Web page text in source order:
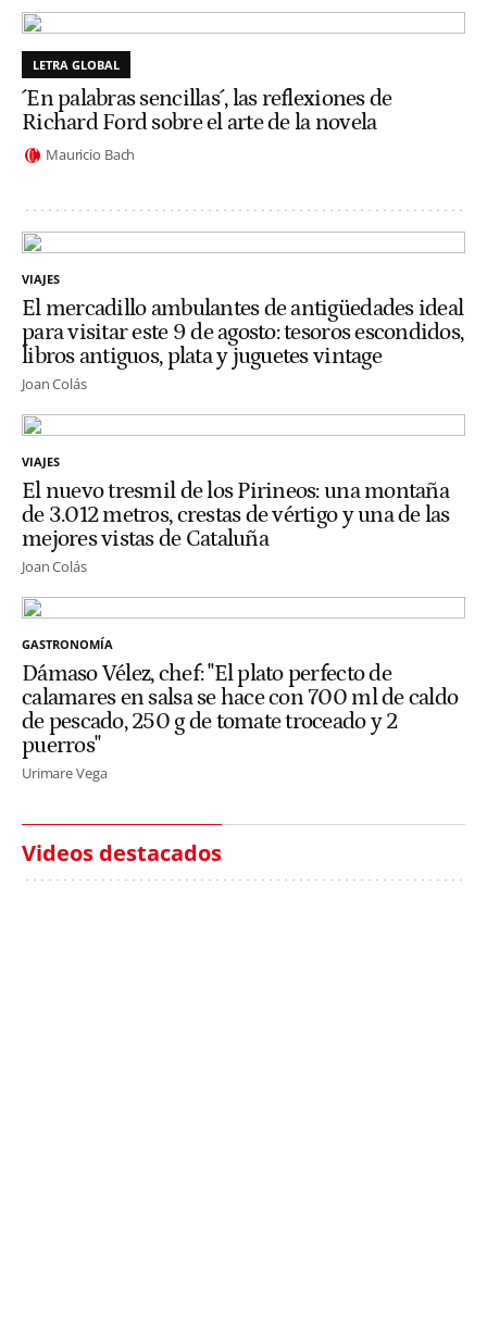
LETRA GLOBAL
´En palabras sencillas´, las reflexiones de
Richard Ford sobre el arte de la novela
Mauricio Bach
VIAJES
El mercadillo ambulantes de antigüedades ideal
para visitar este 9 de agosto: tesoros escondidos,
libros antiguos, plata y juguetes vintage
Joan Colás
VIAJES
El nuevo tresmil de los Pirineos: una montaña
de 3.012 metros, crestas de vértigo y una de las
mejores vistas de Cataluña
Joan Colás
GASTRONOMÍA
Dámaso Vélez, chef: "El plato perfecto de
calamares en salsa se hace con 700 ml de caldo
de pescado, 250 g de tomate troceado y 2
puerros"
Urimare Vega
Videos destacados